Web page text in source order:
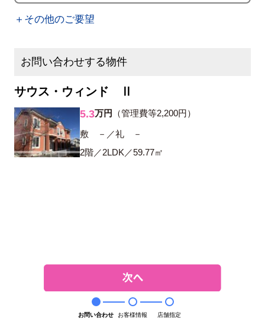
＋その他のご要望
お問い合わせする物件
サウス・ウィンド Ⅱ
5.3万円 （管理費等2,200円）
敷 －／礼 －
2階／2LDK／59.77㎡
お問い合わせ お客様情報 店舗指定